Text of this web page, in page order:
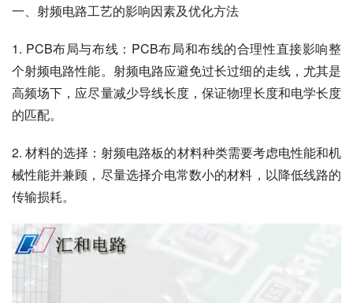
一、射频电路工艺的影响因素及优化方法
1. PCB布局与布线：PCB布局和布线的合理性直接影响整
个射频电路性能。射频电路应避免过长过细的走线，尤其是
高频场下，应尽量减少导线长度，保证物理长度和电学长度
的匹配。
2. 材料的选择：射频电路板的材料种类需要考虑电性能和机
械性能并兼顾，尽量选择介电常数小的材料，以降低线路的
传输损耗。